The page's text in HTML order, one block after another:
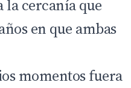
cercanía que
en que ambas
momentos fuera